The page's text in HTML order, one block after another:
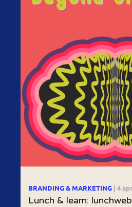
BRANDING & MARKETING | 4
Lunch & learn: